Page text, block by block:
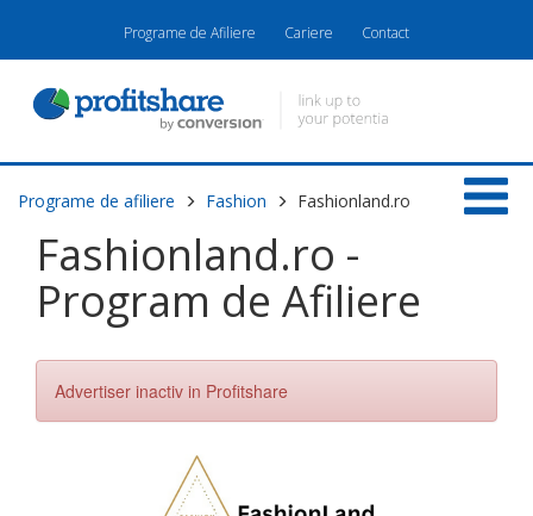
Programe de Afiliere Cariere Contact
Programe de afiliere Fashion Fashionland.ro
Fashionland.ro -
Program de Afiliere
Advertiser inactiv in Profitshare